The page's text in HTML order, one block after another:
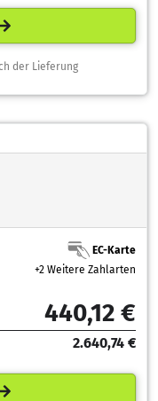
der Lieferung
EC-Karte
+2 Weitere Zahlarten
440,12 €
2.640,74 €